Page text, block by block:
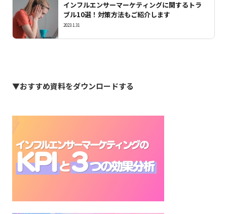
インフルエンサーマーケティングに関するトラ
ブル10選！対策方法もご紹介します
2023.1.31
▼おすすめ資料をダウンロードする